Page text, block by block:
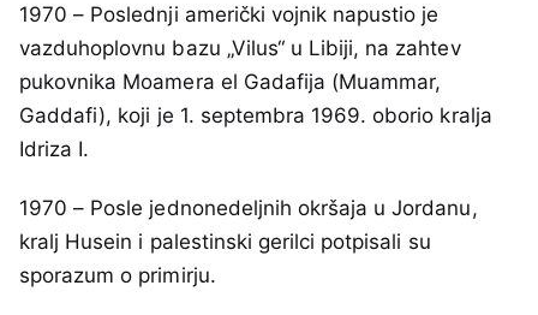
1970 – Poslednji američki vojnik napustio je
vazduhoplovnu bazu „Vilus“ u Libiji, na zahtev
pukovnika Moamera el Gadafija (Muammar,
Gaddafi), koji je 1. septembra 1969. oborio kralja
Idriza I.
1970 – Posle jednonedeljnih okršaja u Jordanu,
kralj Husein i palestinski gerilci potpisali su
sporazum o primirju.